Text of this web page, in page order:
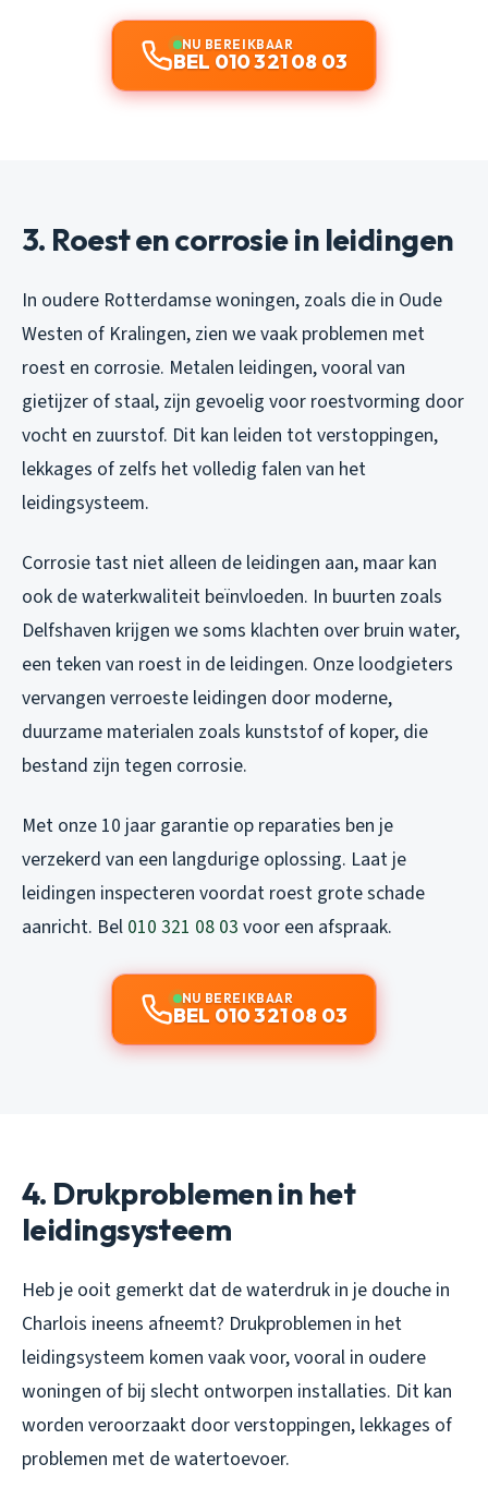
NU BEREIKBAAR
BEL 010 321 08 03
3. Roest en corrosie in leidingen
In oudere Rotterdamse woningen, zoals die in Oude
Westen of Kralingen, zien we vaak problemen met
roest en corrosie. Metalen leidingen, vooral van
gietijzer of staal, zijn gevoelig voor roestvorming door
vocht en zuurstof. Dit kan leiden tot verstoppingen,
lekkages of zelfs het volledig falen van het
leidingsysteem.
Corrosie tast niet alleen de leidingen aan, maar kan
ook de waterkwaliteit beïnvloeden. In buurten zoals
Delfshaven krijgen we soms klachten over bruin water,
een teken van roest in de leidingen. Onze loodgieters
vervangen verroeste leidingen door moderne,
duurzame materialen zoals kunststof of koper, die
bestand zijn tegen corrosie.
Met onze 10 jaar garantie op reparaties ben je
verzekerd van een langdurige oplossing. Laat je
leidingen inspecteren voordat roest grote schade
aanricht. Bel 010 321 08 03 voor een afspraak.
NU BEREIKBAAR
BEL 010 321 08 03
4. Drukproblemen in het
leidingsysteem
Heb je ooit gemerkt dat de waterdruk in je douche in
Charlois ineens afneemt? Drukproblemen in het
leidingsysteem komen vaak voor, vooral in oudere
woningen of bij slecht ontworpen installaties. Dit kan
worden veroorzaakt door verstoppingen, lekkages of
problemen met de watertoevoer.